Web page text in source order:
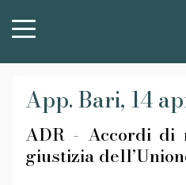
App. Bari, 14
ADR - Accordi di
giustizia